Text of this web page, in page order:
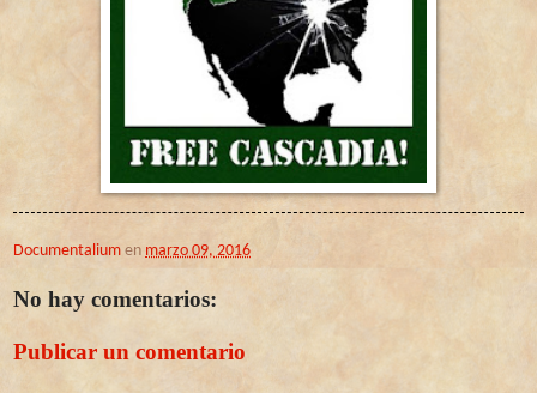
Documentalium en marzo 09, 2016
No hay comentarios:
Publicar un comentario